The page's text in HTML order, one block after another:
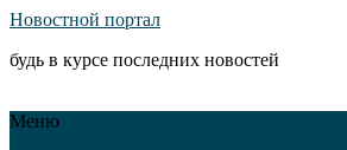
Новостной портал
будь в курсе последних новостей
Меню